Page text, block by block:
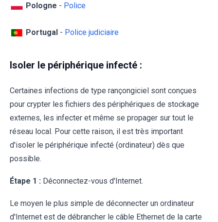
Pologne - Police
Portugal - Police judiciaire
Isoler le périphérique infecté :
Certaines infections de type rançongiciel sont conçues
pour crypter les fichiers des périphériques de stockage
externes, les infecter et même se propager sur tout le
réseau local. Pour cette raison, il est très important
d'isoler le périphérique infecté (ordinateur) dès que
possible.
Étape 1 : Déconnectez-vous d'Internet.
Le moyen le plus simple de déconnecter un ordinateur
d'Internet est de débrancher le câble Ethernet de la carte